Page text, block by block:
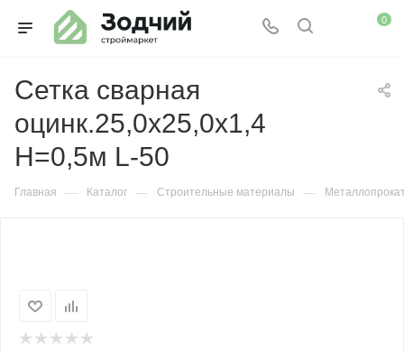
0
Сетка сварная
оцинк.25,0х25,0х1,4
H=0,5м L-50
Главная — Каталог — Строительные материалы —